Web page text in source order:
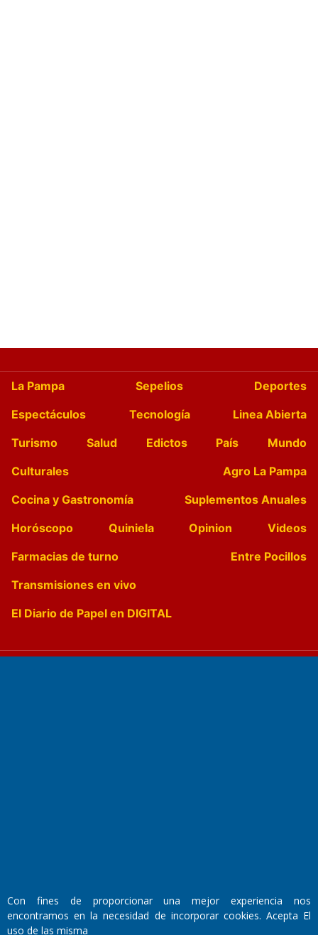
La Pampa Sepelios
Deportes
Espectáculos
Tecnología
Linea Abierta
Turismo
Salud Edictos País
Mundo
Culturales
Agro La Pampa
Cocina y Gastronomía
Suplementos Anuales
Horóscopo
Quiniela Opinion
Videos
Farmacias de turno
Entre Pocillos
Transmisiones en vivo
El Diario de Papel en DIGITAL
Walter René Goñi
Con fines de proporcionar una mejor experiencia nos
encontramos en la necesidad de incorporar cookies. Acepta El
uso de las misma